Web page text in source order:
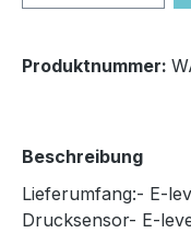
Produktnummer:
Beschreibung
Lieferumfang:- E-
Drucksensor- E-